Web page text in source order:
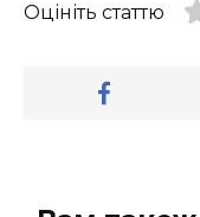
Оцініть статтю